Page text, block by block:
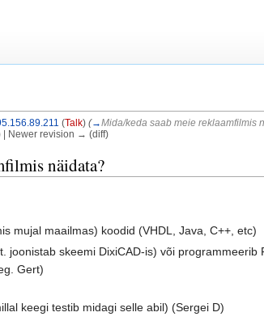
(Talk) (→Mida/keda saab meie reklaamfilmis
| Newer revision → (diff)
näidata?
mujal maailmas) koodid (VHDL, Java, C++, etc)
joonistab skeemi DixiCAD-is) või
Gert)
keegi testib midagi selle abil) (Sergei D)